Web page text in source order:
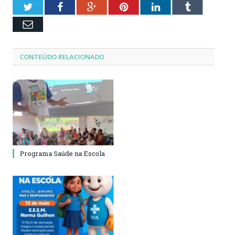
TwitterFacebookGoogle+PinterestLinkedInTumblr
Email
CONTEÚDO RELACIONADO
Programa Saúde na Escola